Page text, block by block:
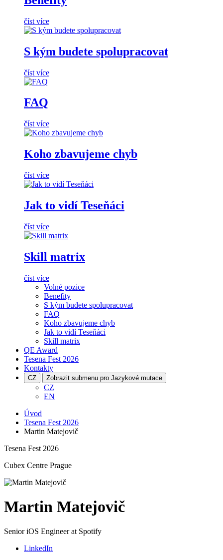
číst více
S kým budete spolupracovat
číst více
FAQ
číst více
Koho zbavujeme chyb
číst více
Jak to vidí Teseňáci
číst více
Skill matrix
číst více
Volné pozice
Benefity
S kým budete spolupracovat
FAQ
Koho zbavujeme chyb
Jak to vidí Teseňáci
Skill matrix
QE Award
Tesena Fest 2026
Kontakty
CZ Zobrazit submenu pro Jazykové mutace
CZ
EN
Úvod
Tesena Fest 2026
Martin Matejovič
Tesena Fest 2026
Cubex Centre Prague
Martin Matejovič
Senior iOS Engineer at Spotify
LinkedIn